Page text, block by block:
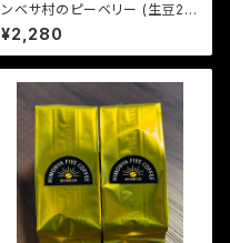
ンベサ村のピーベリー (生豆24
0g)
¥2,280